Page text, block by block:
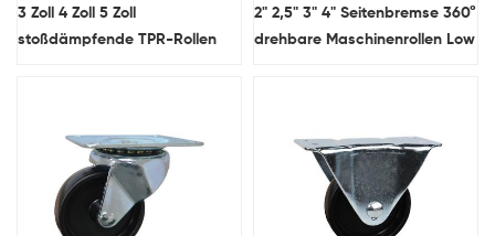
3 Zoll 4 Zoll 5 Zoll
stoßdämpfende TPR-Rollen
2" 2,5" 3" 4" Seitenbremse 360°
drehbare Maschinenrollen Low